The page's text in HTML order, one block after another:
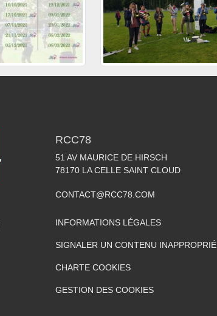
RCC78
51 AV MAURICE DE HIRSCH
78170 LA CELLE SAINT CLOUD
CONTACT@RCC78.COM
INFORMATIONS LÉGALES
SIGNALER UN CONTENU INAPPROPRIÉ
CHARTE COOKIES
GESTION DES COOKIES